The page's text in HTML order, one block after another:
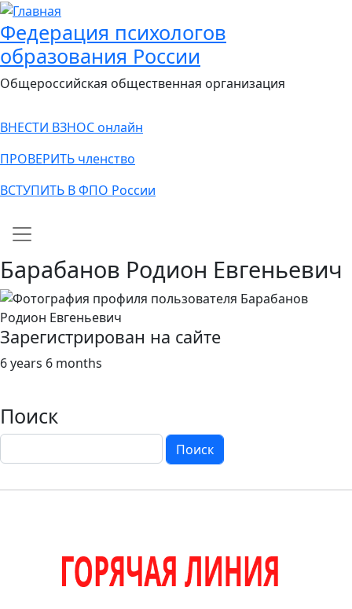
Федерация психологов
образования России
Общероссийская общественная организация
ВНЕСТИ ВЗНОС онлайн
ПРОВЕРИТЬ членство
ВСТУПИТЬ В ФПО России
Main navigation
Барабанов Родион Евгеньевич
Зарегистрирован на сайте
6 years 6 months
Поиск
Поиск